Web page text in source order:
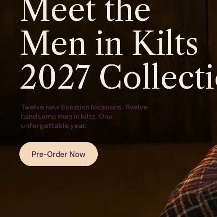
Meet the
Men in Kilts
2027
Twelve new Scottish locations. Twelve
handsome men in kilts. One
unforgettable year.
Pre-Order Now